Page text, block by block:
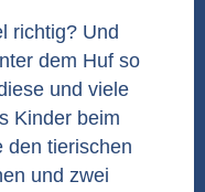
richtig? Und
dem Huf so
und viele
Kinder beim
den tierischen
und zwei